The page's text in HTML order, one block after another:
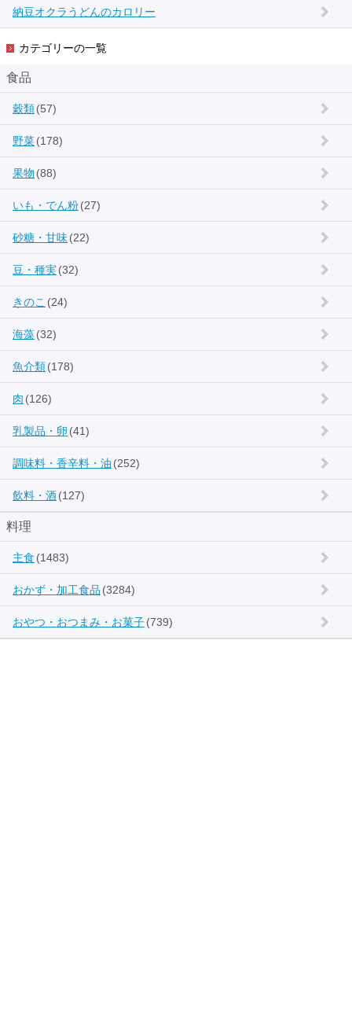
納豆オクラうどんのカロリー
カテゴリーの一覧
食品
穀類(57)
野菜(178)
果物 (88)
いも・でん粉(27)
砂糖・甘味(22)
豆・種実(32)
きのこ (24)
海藻(32)
魚介類(178)
肉 (126)
乳製品・卵 (41)
調味料・香辛料・油 (252)
飲料・酒(127)
料理
主食 (1483)
おかず・加工食品 (3284)
おやつ・おつまみ・お菓子(739)